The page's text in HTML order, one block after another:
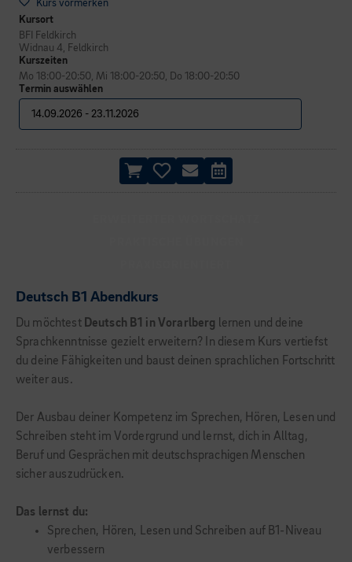
Kurs vormerken
Kursort
BFI Feldkirch
Widnau 4, Feldkirch
Termin auswählen
Kurszeiten
Mo 18:00-20:50, Mi 18:00-20:50, Do 18:00-20:50
Deutsch B1 Abendkurs
Du möchtest Deutsch B1 in Vorarlberg lernen und deine
Sprachkenntnisse gezielt erweitern? In diesem Kurs vertiefst
du deine Fähigkeiten und baust deinen sprachlichen Fortschritt
weiter aus.
Der Ausbau deiner Kompetenz im Sprechen, Hören, Lesen und
Schreiben steht im Vordergrund und lernst, dich in Alltag,
Beruf und Gesprächen mit deutschsprachigen Menschen
sicher auszudrücken.
Das lernst du:
Sprechen, Hören, Lesen und Schreiben auf B1-Niveau
verbessern